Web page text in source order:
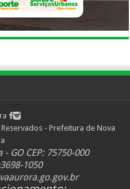
- Prefeitura de Nova
GO CEP: 75750-000
1050